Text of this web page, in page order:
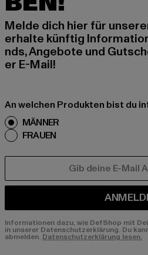
Melde dich hier für
erhalte künftig
nds, Angebote und
er E-Mail!
An welchen Produkten bist du
MÄNNER
FRAUEN
Informationen dazu, wie DefShop mit
in unserer Datenschutzerklärung. Du
abmelden. Datenschutzerklärung lesen.